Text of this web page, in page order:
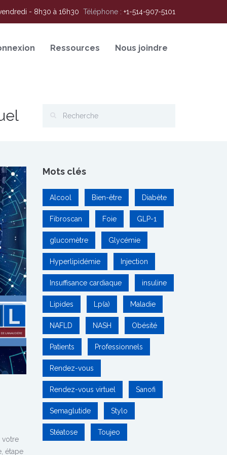
- 8h30 à 16h30 Téléphone : +1-514-907-5101
Ressources Nous joindre
votre
étape
Mots clés
Alcool Bien-être Diabète
Fibroscan Foie GLP-1
glucomètre Glycémie
Hyperlipidémie Injection
Insuffisance cardiaque insuline
Lipides Lp(a) Maladie
NAFLD NASH Obésité
Patients Professionnels
Rendez-vous
Rendez-vous virtuel Sanofi
Semaglutide Stylo
Stéatose Toujeo